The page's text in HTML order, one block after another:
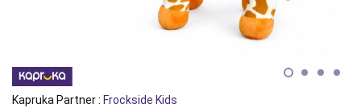
Kapruka Partner : Frockside Kids